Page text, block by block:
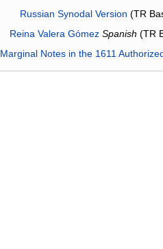
Russian Synodal Version (TR
Reina Valera Gómez Spanish (TR
Marginal Notes in the 1611